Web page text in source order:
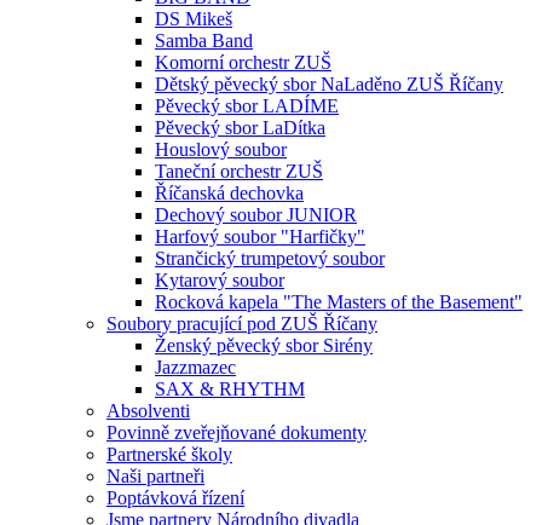
DS Mikeš
Samba Band
Komorní orchestr ZUŠ
Dětský pěvecký sbor NaLaděno ZUŠ Říčany
Pěvecký sbor LADÍME
Pěvecký sbor LaDítka
Houslový soubor
Taneční orchestr ZUŠ
Říčanská dechovka
Dechový soubor JUNIOR
Harfový soubor "Harfičky"
Strančický trumpetový soubor
Kytarový soubor
Rocková kapela "The Masters of the Basement"
Soubory pracující pod ZUŠ Říčany
Ženský pěvecký sbor Sirény
Jazzmazec
SAX & RHYTHM
Absolventi
Povinně zveřejňované dokumenty
Partnerské školy
Naši partneři
Poptávková řízení
Jsme partnery Národního divadla